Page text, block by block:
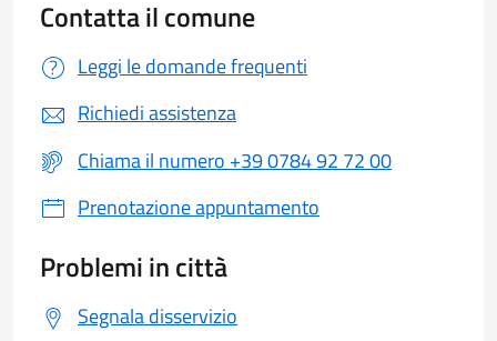
Contatta il comune
Leggi le domande frequenti
Richiedi assistenza
Chiama il numero +39 0784 92 72 00
Prenotazione appuntamento
Problemi in città
Segnala disservizio